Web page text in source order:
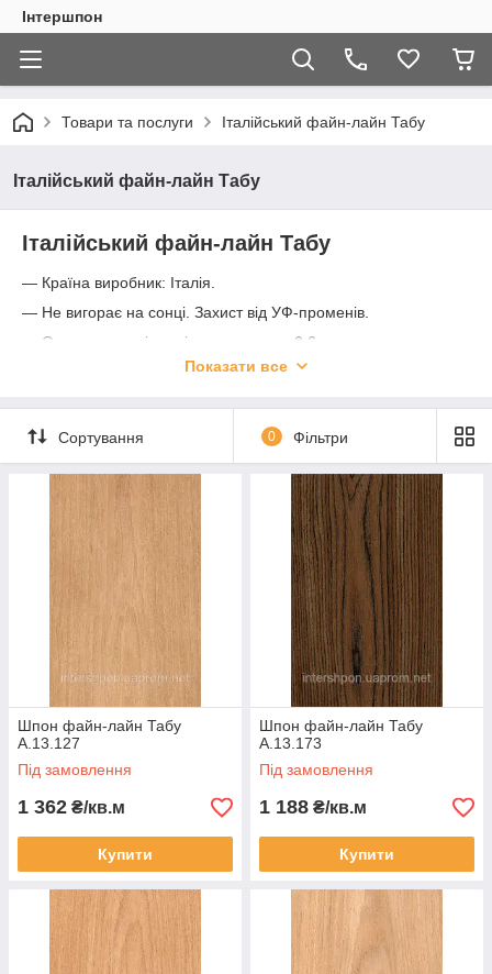
Інтершпон
Товари та послуги Італійський файн-лайн Табу
Італійський файн-лайн Табу
Італійський файн-лайн Табу
— Країна виробник: Італія.
— Не вигорає на сонці. Захист від УФ-променів.
— Оптимальна рівномірна товщина ~0,6 мм.
— Понад 200 різних видів і відтінків.
Показати все
Сортування 0 Фільтри
Шпон файн-лайн Табу
A.13.127
Під замовлення
1 362 ₴/кв.м
Купити
Шпон файн-лайн Табу
A.13.173
Під замовлення
1 188 ₴/кв.м
Купити